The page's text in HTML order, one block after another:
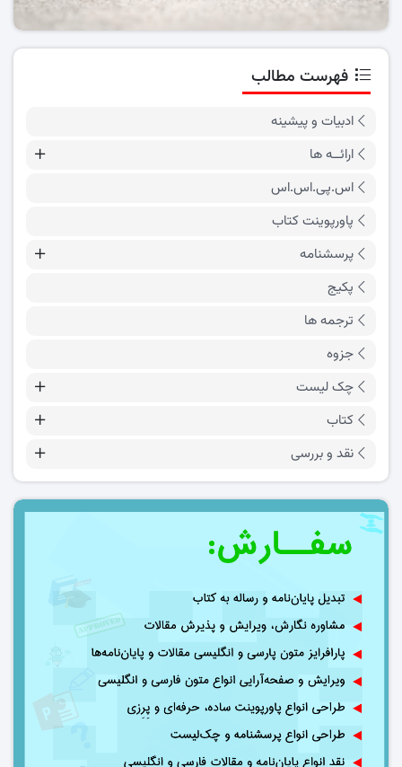
فهرست مطالب
ادبیات و پیشینه
ارائــه ها
اس.پی.اس.اس
پاورپوینت کتاب
پرسشنامه
پکیج
ترجمه ها
جزوه
چک لیست
کتاب
نقد و بررسی